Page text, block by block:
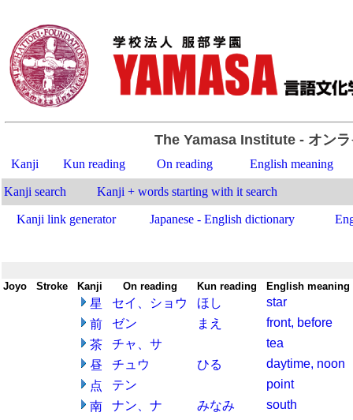
The Yamasa Institute- オンラ
Kanji Kun reading On reading English meaning
Kanji search Kanji + words starting with it search
Kanji link generator Japanese - English dictionary
Joyo Stroke Kanji On reading Kun reading English meaning
星 セイ、ショウ ほし
star
前
ゼン まえ
front, before
茶
チャ、サ
tea
昼
チュウ ひる
daytime, noon
点
テン
point
南
ナン、ナ みなみ
south